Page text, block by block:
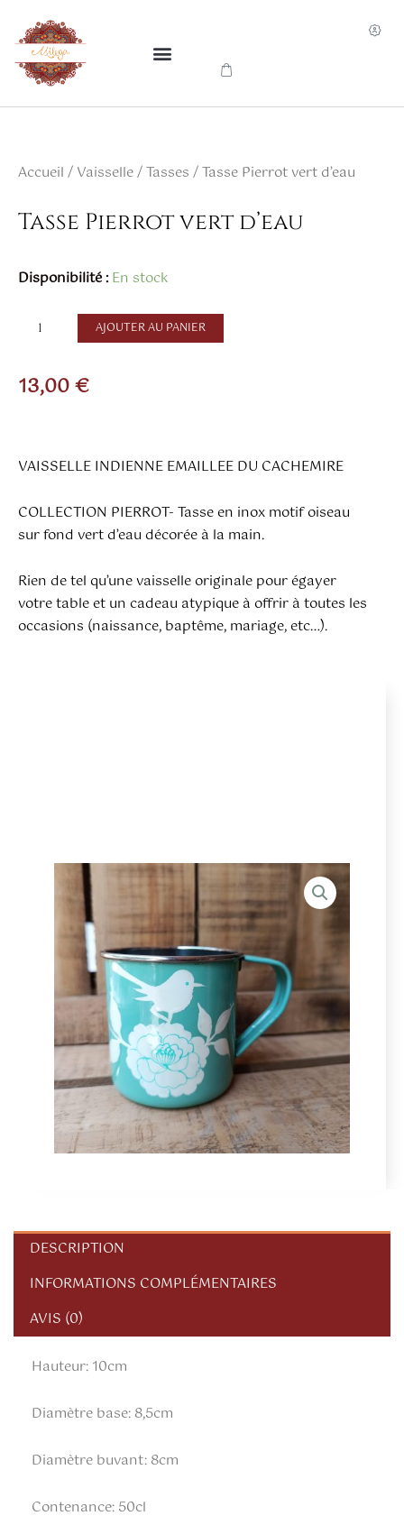
contenu
Accueil / Vaisselle/Tasses / Tasse Pierrot vert d’eau
Tasse Pierrot vert d’eau
Disponibilité : En stock
quantité
Tasse
d'eau
AJOUTER AU PANIER
13,00€
VAISSELLE INDIENNE EMAILLEE DU CACHEMIRE
COLLECTION PIERROT- Tasse en inox motif oiseau
sur fond vert d’eau décorée à la main.
Rien de tel qu’une vaisselle originale pour égayer
votre table et un cadeau atypique à offrir à toutes les
occasions (naissance, baptême, mariage, etc…).
DESCRIPTION
INFORMATIONS COMPLÉMENTAIRES
AVIS (0)
Hauteur: 10cm
Diamètre base: 8,5cm
Diamètre buvant: 8cm
Contenance: 50cl